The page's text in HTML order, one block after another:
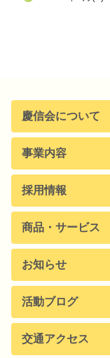
慶信会について
事業内容
採用情報
商品・サービス
お知らせ
活動ブログ
交通アクセス